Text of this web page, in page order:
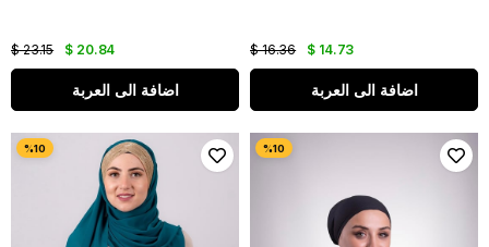
$ 20.84
$ 23.15
اضافة الى العربة
$ 14.73
$ 16.36
اضافة الى العربة